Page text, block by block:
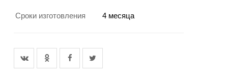
Сроки изготовления 4 месяца